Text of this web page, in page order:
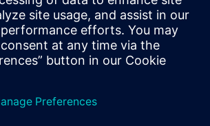
com os preços de tabela para esta
para o seu departamento de aquisição,
Primeiro, terá de fornecer alguns dados
receberá um orçamento por e-mail.